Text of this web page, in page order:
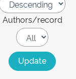
Authors/record